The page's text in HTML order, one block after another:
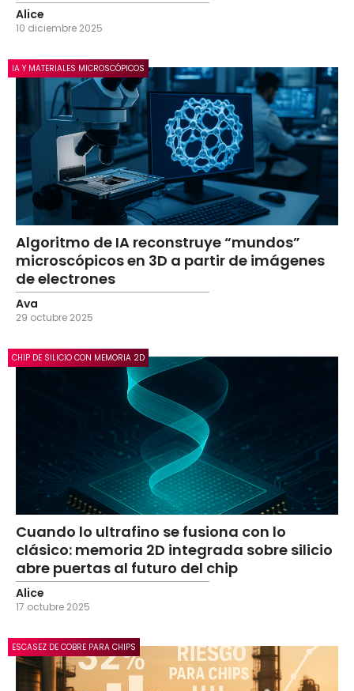
Alice
10 diciembre 2025
IA Y MATERIALES MICROSCÓPICOS
Algoritmo de IA reconstruye “mundos”
microscópicos en 3D a partir de imágenes
de electrones
Ava
29 octubre 2025
CHIP DE SILICIO CON MEMORIA 2D
Cuando lo ultrafino se fusiona con lo
clásico: memoria 2D integrada sobre silicio
abre puertas al futuro del chip
Alice
17 octubre 2025
ESCASEZ DE COBRE PARA CHIPS